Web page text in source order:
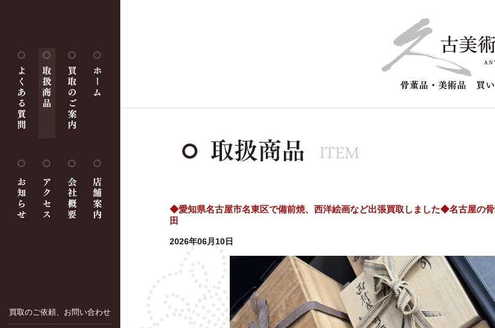
買取のご依頼、お問い合わせ
◆愛知県名古屋市名東区で備前焼、西洋絵画など出張買取しました◆名古屋の
田
2026年06月10日